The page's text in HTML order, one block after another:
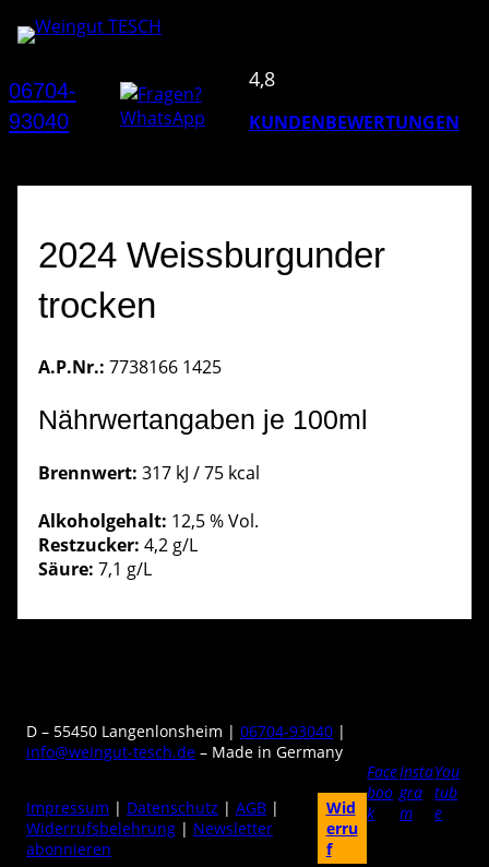
06704-
93040
4,8
KUNDENBEWERTUNGEN
2024 Weissburgunder
trocken
A.P.Nr.: 7738166 1425
Nährwertangaben je 100ml
Brennwert: 317 kJ / 75 kcal
Alkoholgehalt: 12,5 % Vol.
Restzucker: 4,2 g/L
Säure: 7,1 g/L
D – 55450 Langenlonsheim | 06704-93040 |
info@weingut-tesch.de – Made in Germany
Impressum | Datenschutz | AGB |
Widerrufsbelehrung | Newsletter
abonnieren
Wid
erru
f
Face
boo
k
Insta
gra
m
You
tub
e